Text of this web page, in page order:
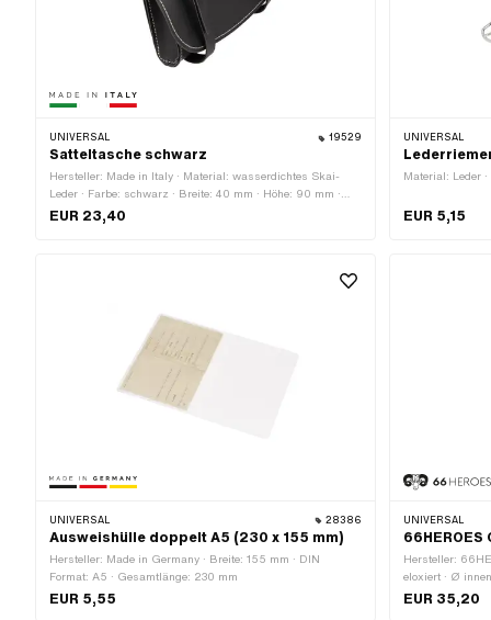
UNIVERSAL 19529
Satteltasche schwarz
Hersteller: Made in Italy · Material: wasserdichtes Skai-
Leder · Farbe: schwarz · Breite: 40 mm · Höhe: 90 mm ·
Befestigungsart: Ringe · Gesamtlänge: 165 mm · Abstand
EUR 23,40
UNIVERSAL
Material: Leder
EUR 5,15
UNIVERSAL 28386
Ausweishülle doppelt A5 (230 x 155 mm)
Hersteller: Made in Germany · Breite: 155 mm · DIN
Format: A5 · Gesamtlänge: 230 mm
EUR 5,55
UNIVERSAL
Hersteller:
eloxiert · Ø
28 mm · Breite:
EUR 35,20